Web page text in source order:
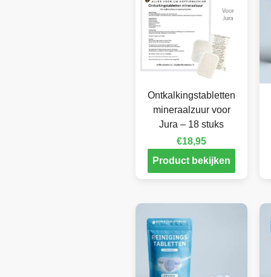
Ontkalkingstabletten
mineraalzuur voor
Jura – 18 stuks
€18,95
Product bekijken